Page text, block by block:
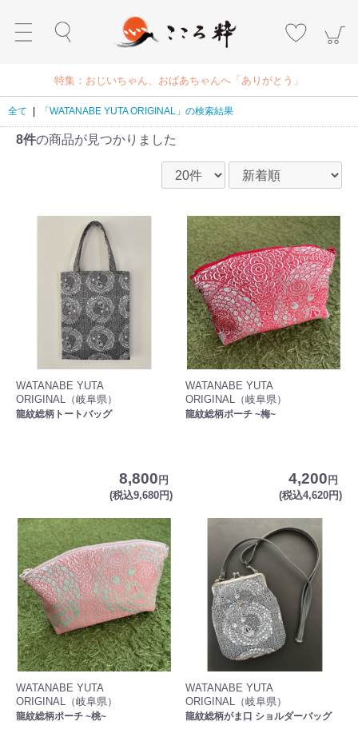
特集：おじいちゃん、おばあちゃんへ「ありがとう」
全て 「WATANABE YUTA ORIGINAL」の検索結果
8件の商品が見つかりました
WATANABE YUTA
ORIGINAL（岐阜県）
龍紋総柄トートバッグ
8,800 円
(税込9,680円)
WATANABE YUTA
ORIGINAL（岐阜県）
龍紋総柄ポーチ ~梅~
4,200 円
(税込4,620円)
WATANABE YUTA
ORIGINAL（岐阜県）
龍紋総柄ポーチ ~桃~
WATANABE YUTA
ORIGINAL（岐阜県）
龍紋総柄がま口 ショルダーバッグ